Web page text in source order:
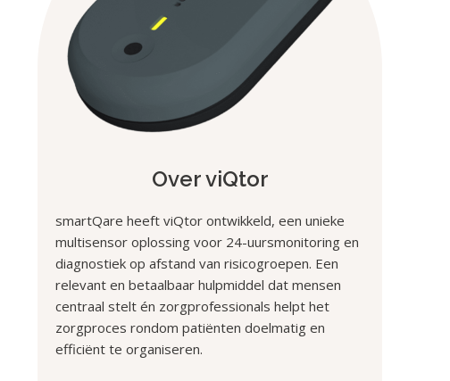
Over viQtor
smartQare heeft viQtor ontwikkeld, een unieke
multisensor oplossing voor 24-uursmonitoring en
diagnostiek op afstand van risicogroepen. Een
relevant en betaalbaar hulpmiddel dat mensen
centraal stelt én zorgprofessionals helpt het
zorgproces rondom patiënten doelmatig en
efficiënt te organiseren.